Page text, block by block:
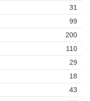
31
99
200
110
29
18
43